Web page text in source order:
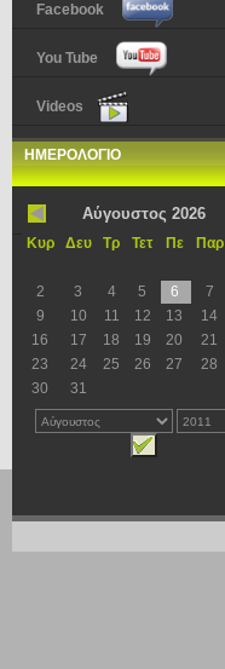
Facebook
You Tube
Videos
ΗΜΕΡΟΛΟΓΙΟ
Αύγουστος 2026
Κυρ Δευ Τρ Τετ Πε Παρ
2
3 4 5 6 7
9
10 11 12 13 14
16
17 18 19 20 21
23
24 25 26 27 28
30
31